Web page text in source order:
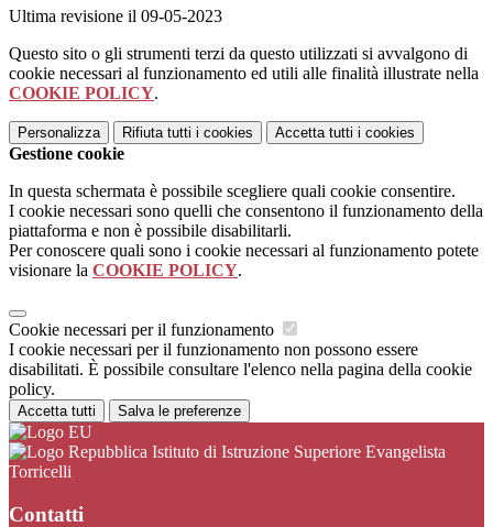
Ultima revisione il 09-05-2023
Questo sito o gli strumenti terzi da questo utilizzati si avvalgono di
cookie necessari al funzionamento ed utili alle finalità illustrate nella
COOKIE POLICY.
Personalizza Rifiuta tutti i cookies Accetta tutti i cookies
Gestione cookie
In questa schermata è possibile scegliere quali cookie consentire.
I cookie necessari sono quelli che consentono il funzionamento della
piattaforma e non è possibile disabilitarli.
Per conoscere quali sono i cookie necessari al funzionamento potete
visionare la COOKIE POLICY.
Cookie necessari per il funzionamento
I cookie necessari per il funzionamento non possono essere
disabilitati. È possibile consultare l'elenco nella pagina della cookie
policy.
Accetta tutti Salva le preferenze
Istituto di Istruzione Superiore Evangelista
Torricelli
Contatti